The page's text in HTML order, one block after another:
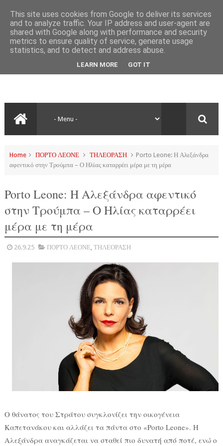
Home ΠΟΡΤΟ ΛΕΟΝΕ ΤΗΛΕΟΡΑΣΗ
Porto Leone: Η Αλεξάνδρα
αφεντικό στην Τρούμπα – Ο Ηλίας καταρρέει μέρα με τη μέρα
Porto Leone: Η Αλεξάνδρα αφεντικό
στην Τρούμπα – Ο Ηλίας καταρρέει
μέρα με τη μέρα
26.9.25 ΠΟΡΤΟ ΛΕΟΝΕ, ΤΗΛΕΟΡΑΣΗ
Ο θάνατος του Στράτου συγκλονίζει την οικογένεια
Καπετανάκου και αλλάζει τα πάντα στο «Porto Leone». Η
Αλεξάνδρα αναγκάζεται να σταθεί πιο δυνατή από ποτέ, ενώ ο
This site uses cookies from Google to deliver its services
and to analyze traffic. Your IP address and user-agent are
shared with Google along with performance and security
metrics to ensure quality of service, generate usage
statistics, and to detect and address abuse.
LEARN MORE GOT IT